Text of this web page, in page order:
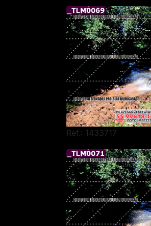
Ref.: 1433717